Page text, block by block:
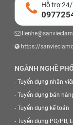
Hỗ trợ
https://
NGÀNH NGHỀ
- Tuyển dụng nhân
- Tuyển dụng bán
- Tuyển dụng kế toán
- Tuyển dụng PG/PB,